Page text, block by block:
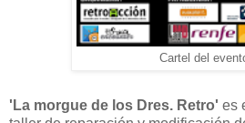
Cartel del
'La morgue de los Dres. Retro' es